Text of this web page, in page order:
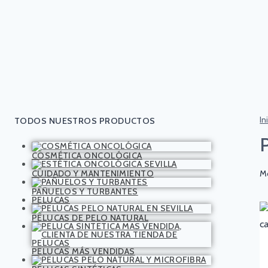
TODOS NUESTROS PRODUCTOS
COSMÉTICA ONCOLÓGICA
CUIDADO Y MANTENIMIENTO
PAÑUELOS Y TURBANTES
PELUCAS
PELUCAS DE PELO NATURAL
PELUCAS MÁS VENDIDAS